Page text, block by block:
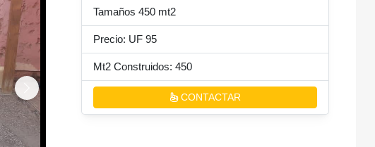
Siguiente
Tamaños 450 mt2
Precio: UF 95
Mt2 Construidos: 450
CONTACTAR